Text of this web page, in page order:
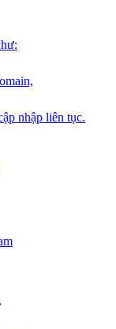
nhập liên tục.